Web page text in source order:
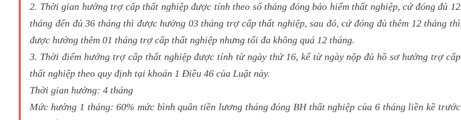
2. Thời gian hưởng trợ cấp thất nghiệp được tính theo số tháng đóng bảo hiểm thất nghiệp, cứ đóng đủ 12
tháng đến đủ 36 tháng thì được hưởng 03 tháng trợ cấp thất nghiệp, sau đó, cứ đóng đủ thêm 12 tháng thì
được hưởng thêm 01 tháng trợ cấp thất nghiệp nhưng tối đa không quá 12 tháng.
3. Thời điểm hưởng trợ cấp thất nghiệp được tính từ ngày thứ 16, kể từ ngày nộp đủ hồ sơ hưởng trợ cấp
thất nghiệp theo quy định tại khoản 1 Điều 46 của Luật này.
Thời gian hưởng: 4 tháng
Mức hưởng 1 tháng: 60% mức bình quân tiền lương tháng đóng BH thất nghiệp của 6 tháng liền kề trước